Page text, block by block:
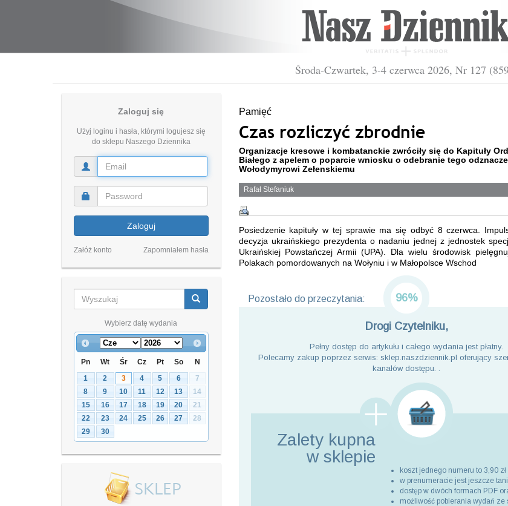
Środa-Czwartek, 3-4 czerwca 2026, Nr 127
Zaloguj się
Użyj loginu i hasła, którymi logujesz się
do sklepu Naszego Dziennika
Zaloguj
Załóż konto Zapomniałem hasła
Wybierz datę wydania
Pn Wt Śr Cz Pt So
N
1
2 3 4 5 6
7
8
9 10 11 12 13
14
15
16 17 18 19 20
21
22
23 24 25 26 27
28
29
30
Pamięć
Czas rozliczyć zbrodnie
Organizacje kresowe i kombatanckie zwróciły się do Kapituły
Białego z apelem o poparcie wniosku o odebranie tego
Wołodymyrowi Zełenskiemu
Rafał Stefaniuk
Posiedzenie kapituły w tej sprawie ma się odbyć 8 czerwca.
decyzja ukraińskiego prezydenta o nadaniu jednej z jednostek
Ukraińskiej Powstańczej Armii (UPA). Dla wielu środowisk
Polakach pomordowanych na Wołyniu i w Małopolsce Wschod
Pozostało do przeczytania: 96%
Drogi Czytelniku,
Pełny dostęp do artykułu i całego wydania jest płatny.
Polecamy zakup poprzez serwis: sklep.naszdziennik.pl oferujący
kanałów dostępu. .
Zalety kupna
w sklepie
koszt jednego numeru to 3,90 zł
w prenumeracie jest jeszcze
dostęp w dwóch formach PDF
możliwość pobierania wydań ze